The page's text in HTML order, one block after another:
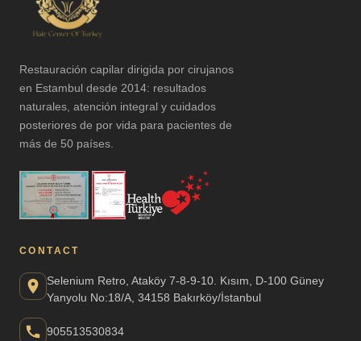
Restauración capilar dirigida por cirujanos
en Estambul desde 2014: resultados
naturales, atención integral y cuidados
posteriores de por vida para pacientes de
más de 50 países.
CONTACT
Selenium Retro, Ataköy 7-8-9-10. Kısım, D-100 Güney
Yanyolu No:18/A, 34158 Bakırköy/İstanbul
905513530834